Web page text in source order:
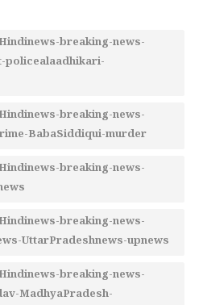
breaking-news-
policealaadhikari-
breaking-news-
BabaSiddiqui-murder
breaking-news-
breaking-news-
UttarPradeshnews-upnews
breaking-news-
MadhyaPradesh-